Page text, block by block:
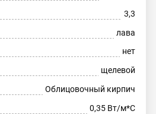
3,3
лава
нет
щелевой
Облицовочный кирпич
0,35 Вт/м*С